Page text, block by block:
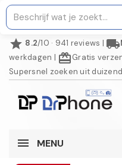
star 8.2/10 · 941 reviews | local_shipping
werkdagen | redeemGratis
Supersnel zoeken uit
MENU